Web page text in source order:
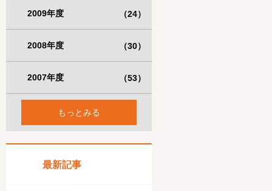
2009年度 （24）
2008年度 （30）
2007年度 （53）
もっとみる
最新記事